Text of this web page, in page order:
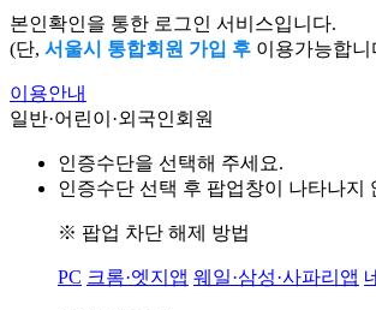
본인확인을 통한 로그인 서비스입니다.
(단, 서울시 통합회원 가입 후 이용가능합니
이용안내
일반·어린이·외국인회원
인증수단을 선택해 주세요.
인증수단 선택 후 팝업창이 나타나지
※ 팝업 차단 해제 방법
PC 크롬·엣지앱 웨일·삼성·사파리앱